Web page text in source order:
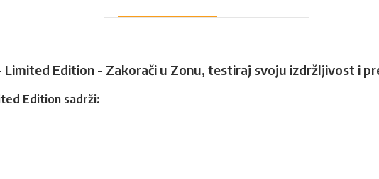
Limited Edition - Zakorači u Zonu, testiraj svoju izdržljivost i
Edition sadrži: